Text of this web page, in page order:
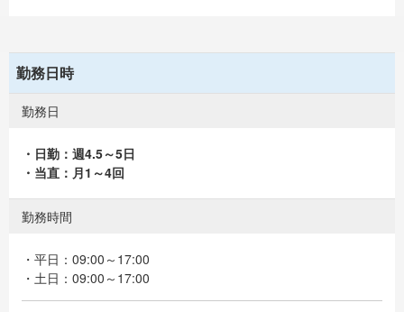
勤務日時
勤務日
・日勤：週4.5～5日
・当直：月1～4回
勤務時間
・平日：09:00～17:00
・土日：09:00～17:00